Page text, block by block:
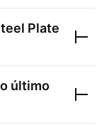
Plate
último